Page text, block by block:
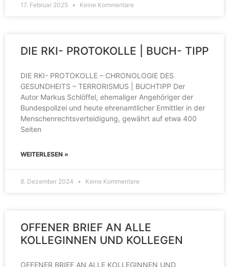
17. Februar 2025 Keine Kommentare
DIE RKI- PROTOKOLLE | BUCH- TIPP
DIE RKI- PROTOKOLLE – CHRONOLOGIE DES
GESUNDHEITS – TERRORISMUS | BUCHTIPP Der
Autor Markus Schlöffel, ehemaliger Angehöriger der
Bundespolizei und heute ehrenamtlicher Ermittler in der
Menschenrechtsverteidigung, gewährt auf etwa 400
Seiten
WEITERLESEN »
8. Dezember 2024 Keine Kommentare
OFFENER BRIEF AN ALLE
KOLLEGINNEN UND KOLLEGEN
OFFENER BRIEF AN ALLE KOLLEGINNEN UND